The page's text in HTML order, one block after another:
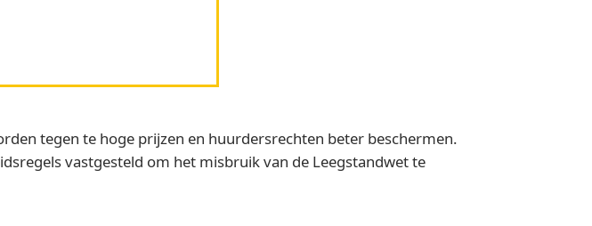
tegen te hoge prijzen en huurdersrechten beter beschermen.
vastgesteld om het misbruik van de Leegstandwet te